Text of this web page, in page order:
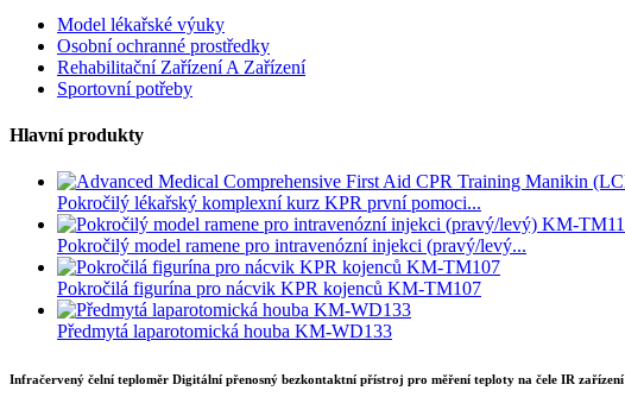
Model lékařské výuky
Osobní ochranné prostředky
Rehabilitační Zařízení A Zařízení
Sportovní potřeby
Hlavní produkty
Pokročilý lékařský komplexní kurz KPR první pomoci...
Pokročilý model ramene pro intravenózní injekci (pravý/levý...
Pokročilá figurína pro nácvik KPR kojenců KM-TM107
Předmytá laparotomická houba KM-WD133
Infračervený čelní teploměr Digitální přenosný bezkontaktní přístroj pro měření teploty na čele IR zařízení